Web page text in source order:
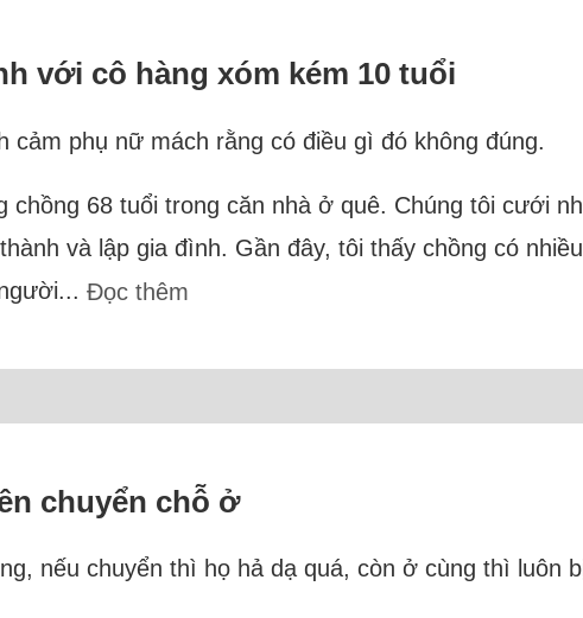
với cô hàng xóm kém 10 tuổi
phụ nữ mách rằng có điều gì đó không đúng.
chồng 68 tuổi trong căn nhà ở quê. Chúng tôi cưới
và lập gia đình. Gần đây, tôi thấy chồng có
Đọc thêm
chuyển chỗ ở
nếu chuyển thì họ hả dạ quá, còn ở cùng thì luôn